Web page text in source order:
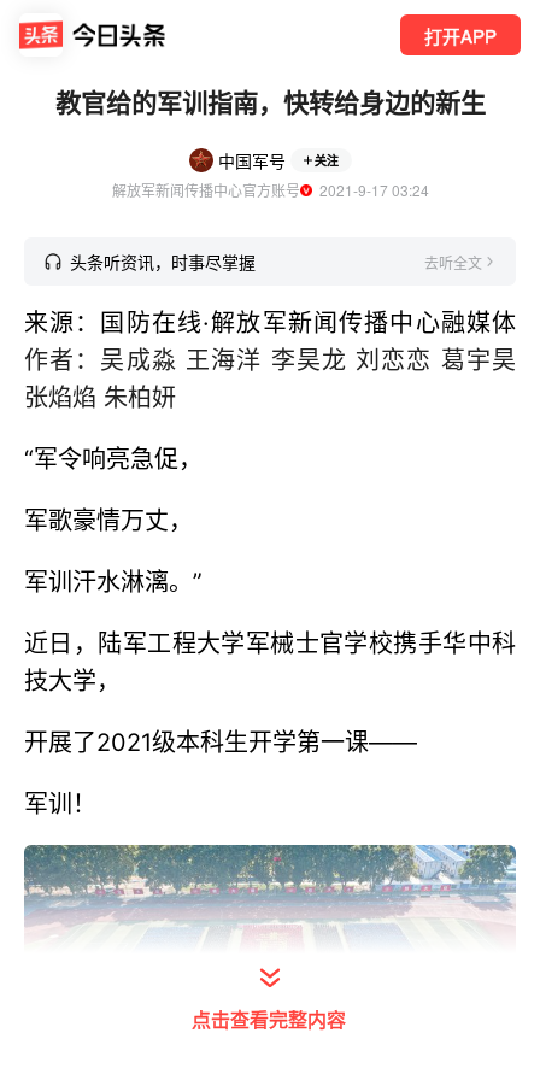
打开APP
教官给的军训指南，快转给身边的新生
中国军号 关注
解放军新闻传播中心官方账号
  2021-9-17 03:24
头条听资讯，时事尽掌握 去听全文
来源：国防在线·解放军新闻传播中心融媒体
作者：吴成淼 王海洋 李昊龙 刘恋恋 葛宇昊
张焰焰 朱柏妍
“军令响亮急促，
军歌豪情万丈，
军训汗水淋漓。”
近日，陆军工程大学军械士官学校携手华中科
技大学，
开展了2021级本科生开学第一课——
军训！
点击查看完整内容